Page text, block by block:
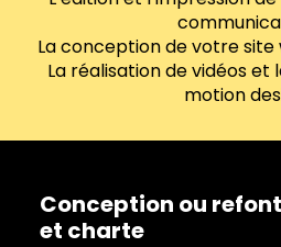
La conception de votre site
La réalisation de vidéos
motion
Conception ou
et charte